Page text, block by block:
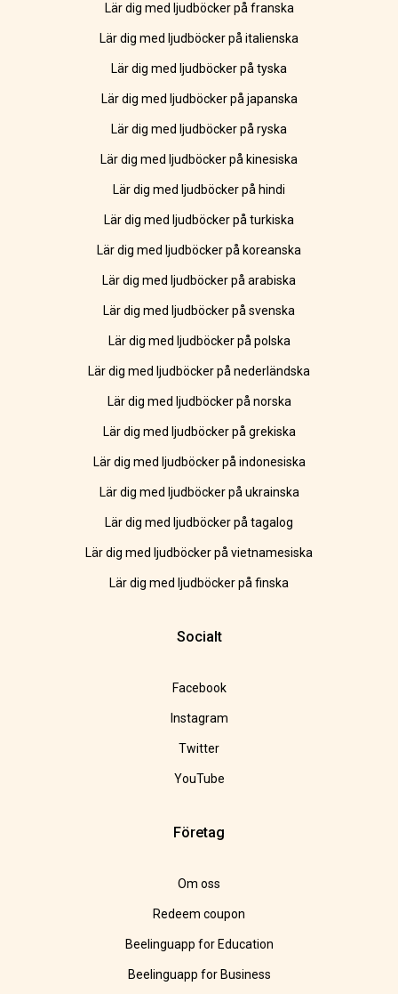
Lär dig med ljudböcker på franska
Lär dig med ljudböcker på italienska
Lär dig med ljudböcker på tyska
Lär dig med ljudböcker på japanska
Lär dig med ljudböcker på ryska
Lär dig med ljudböcker på kinesiska
Lär dig med ljudböcker på hindi
Lär dig med ljudböcker på turkiska
Lär dig med ljudböcker på koreanska
Lär dig med ljudböcker på arabiska
Lär dig med ljudböcker på svenska
Lär dig med ljudböcker på polska
Lär dig med ljudböcker på nederländska
Lär dig med ljudböcker på norska
Lär dig med ljudböcker på grekiska
Lär dig med ljudböcker på indonesiska
Lär dig med ljudböcker på ukrainska
Lär dig med ljudböcker på tagalog
Lär dig med ljudböcker på vietnamesiska
Lär dig med ljudböcker på finska
Socialt
Facebook
Instagram
Twitter
YouTube
Företag
Om oss
Redeem coupon
Beelinguapp for Education
Beelinguapp for Business